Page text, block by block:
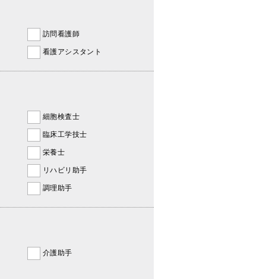
訪問看護師
看護アシスタント
細胞検査士
臨床工学技士
栄養士
リハビリ助手
調理助手
介護助手